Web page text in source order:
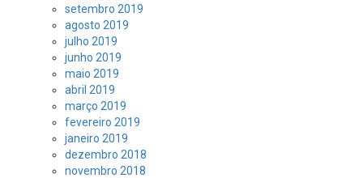
setembro 2019
agosto 2019
julho 2019
junho 2019
maio 2019
abril 2019
março 2019
fevereiro 2019
janeiro 2019
dezembro 2018
novembro 2018